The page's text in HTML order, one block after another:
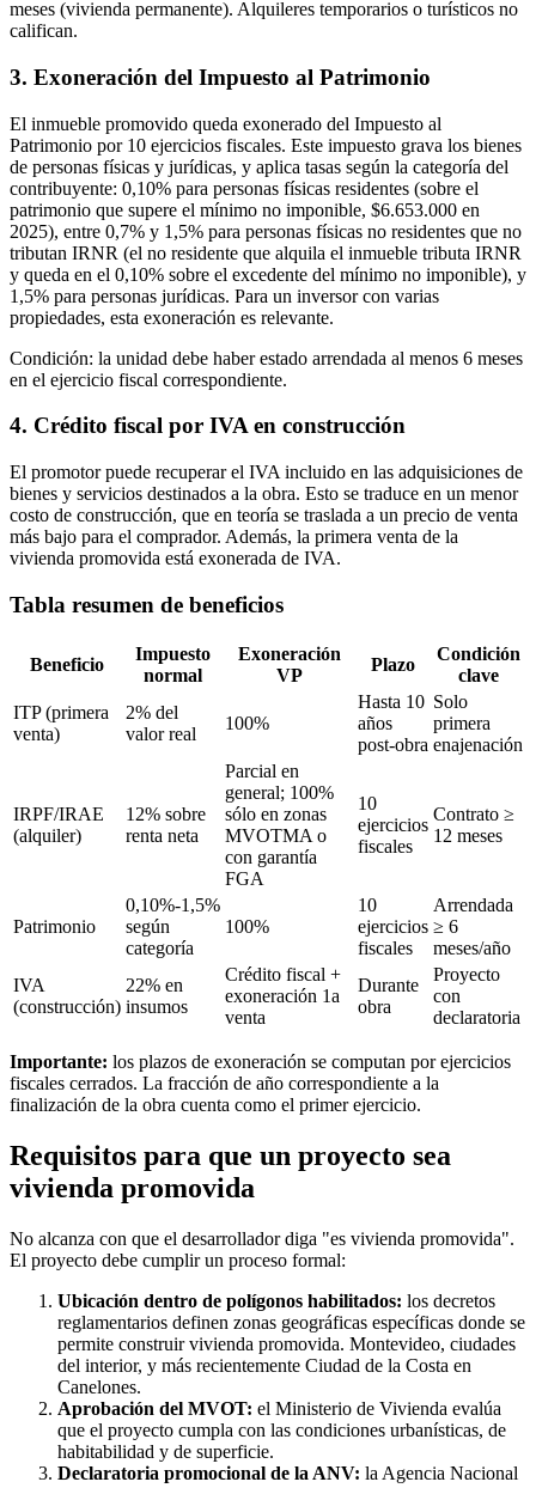
meses (vivienda permanente). Alquileres temporarios o turísticos no
califican.
3. Exoneración del Impuesto al Patrimonio
El inmueble promovido queda exonerado del Impuesto al
Patrimonio por 10 ejercicios fiscales. Este impuesto grava los bienes
de personas físicas y jurídicas, y aplica tasas según la categoría del
contribuyente: 0,10% para personas físicas residentes (sobre el
patrimonio que supere el mínimo no imponible, $6.653.000 en
2025), entre 0,7% y 1,5% para personas físicas no residentes que no
tributan IRNR (el no residente que alquila el inmueble tributa IRNR
y queda en el 0,10% sobre el excedente del mínimo no imponible), y
1,5% para personas jurídicas. Para un inversor con varias
propiedades, esta exoneración es relevante.
Condición: la unidad debe haber estado arrendada al menos 6 meses
en el ejercicio fiscal correspondiente.
4. Crédito fiscal por IVA en construcción
El promotor puede recuperar el IVA incluido en las adquisiciones de
bienes y servicios destinados a la obra. Esto se traduce en un menor
costo de construcción, que en teoría se traslada a un precio de venta
más bajo para el comprador. Además, la primera venta de la
vivienda promovida está exonerada de IVA.
Tabla resumen de beneficios
Beneficio
Impuesto
normal
Exoneración
VP
Plazo
Condición
clave
ITP (primera
venta)
2% del
valor real
100%
Hasta 10
años
post-obra
Solo
primera
enajenación
IRPF/IRAE
(alquiler)
12% sobre
renta neta
Parcial en
general; 100%
sólo en zonas
MVOTMA o
con garantía
FGA
10
ejercicios
fiscales
Contrato ≥
12 meses
Patrimonio
0,10%-1,5%
según
categoría
100%
10
ejercicios
fiscales
Arrendada
≥ 6
meses/año
IVA
(construcción)
22% en
insumos
Crédito fiscal +
exoneración 1a
venta
Durante
obra
Proyecto
con
declaratoria
Importante: los plazos de exoneración se computan por ejercicios
fiscales cerrados. La fracción de año correspondiente a la
finalización de la obra cuenta como el primer ejercicio.
Requisitos para que un proyecto sea
vivienda promovida
No alcanza con que el desarrollador diga "es vivienda promovida".
El proyecto debe cumplir un proceso formal:
Ubicación dentro de polígonos habilitados: los decretos
reglamentarios definen zonas geográficas específicas donde se
permite construir vivienda promovida. Montevideo, ciudades
del interior, y más recientemente Ciudad de la Costa en
Canelones.
Aprobación del MVOT: el Ministerio de Vivienda evalúa
que el proyecto cumpla con las condiciones urbanísticas, de
habitabilidad y de superficie.
Declaratoria promocional de la ANV: la Agencia Nacional